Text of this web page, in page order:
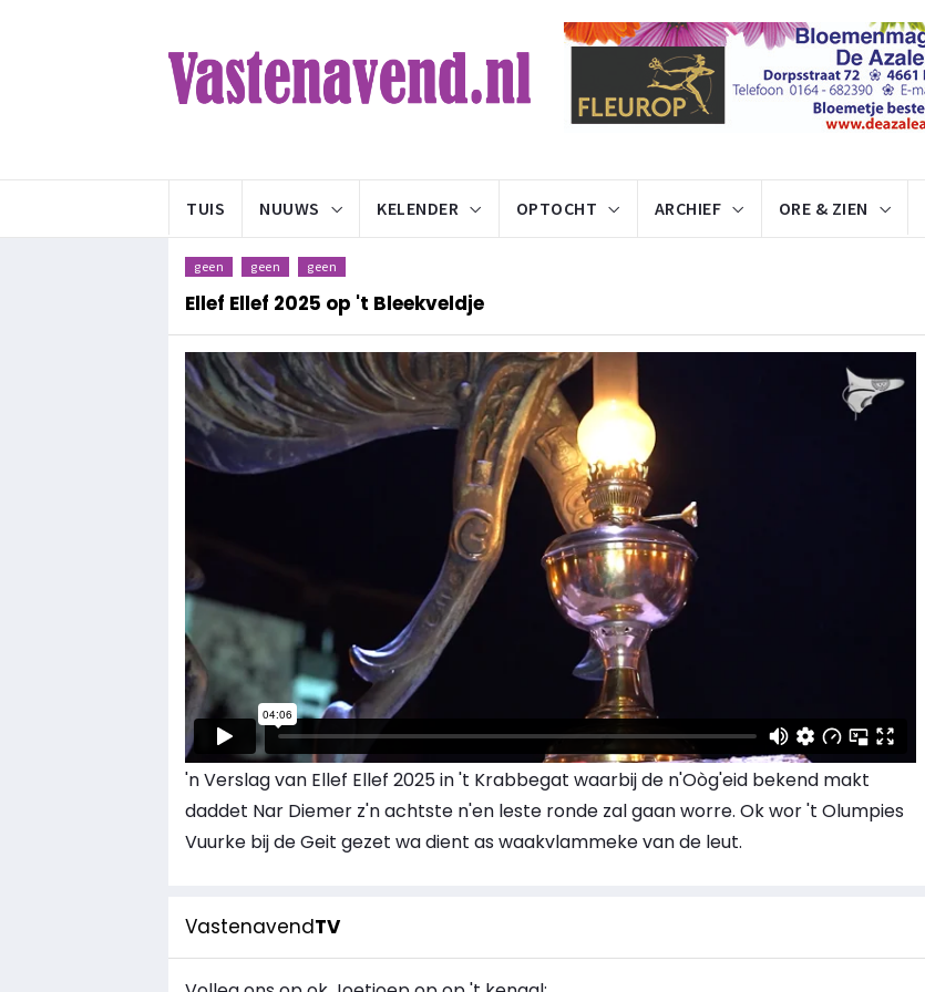
TUIS NUUWS KELENDER OPTOCHT ARCHIEF ORE & ZIEN
geen geen geen
Ellef Ellef 2025 op 't Bleekveldje
'n Verslag van Ellef Ellef 2025 in 't Krabbegat waarbij de n'Oòg'eid bekend makt
daddet Nar Diemer z'n achtste n'en leste ronde zal gaan worre. Ok wor 't Olumpies
Vuurke bij de Geit gezet wa dient as waakvlammeke van de leut.
VastenavendTV